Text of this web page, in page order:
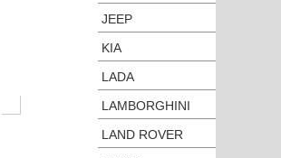
JEEP
KIA
LADA
LAMBORGHINI
LAND ROVER